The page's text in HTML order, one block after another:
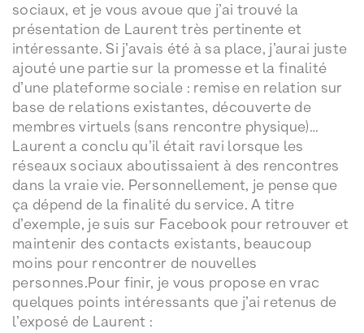
sociaux, et je vous avoue que j’ai trouvé la
présentation de Laurent très pertinente et
intéressante. Si j’avais été à sa place, j’aurai juste
ajouté une partie sur la promesse et la finalité
d’une plateforme sociale : remise en relation sur
base de relations existantes, découverte de
membres virtuels (sans rencontre physique)…
Laurent a conclu qu’il était ravi lorsque les
réseaux sociaux aboutissaient à des rencontres
dans la vraie vie. Personnellement, je pense que
ça dépend de la finalité du service. A titre
d’exemple, je suis sur Facebook pour retrouver et
maintenir des contacts existants, beaucoup
moins pour rencontrer de nouvelles
personnes.Pour finir, je vous propose en vrac
quelques points intéressants que j’ai retenus de
l’exposé de Laurent :